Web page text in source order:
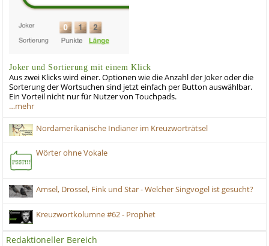
Joker und Sortierung mit einem Klick
Aus zwei Klicks wird einer. Optionen wie die Anzahl der Joker oder die
Sorterung der Wortsuchen sind jetzt einfach per Button auswählbar.
Ein Vorteil nicht nur für Nutzer von Touchpads.
…mehr
Nordamerikanische Indianer im Kreuzworträtsel
Wörter ohne Vokale
Amsel, Drossel, Fink und Star - Welcher Singvogel ist gesucht?
Kreuzwortkolumne #62 - Prophet
Redaktioneller Bereich